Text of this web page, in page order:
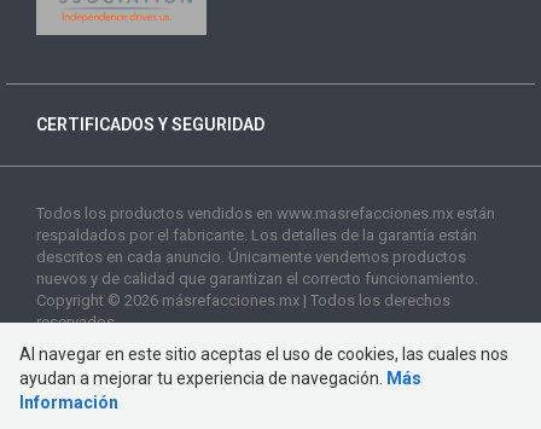
CERTIFICADOS Y SEGURIDAD
Todos los productos vendidos en www.masrefacciones.mx están
respaldados por el fabricante. Los detalles de la garantía están
descritos en cada anuncio. Únicamente vendemos productos
nuevos y de calidad que garantizan el correcto funcionamiento.
Copyright © 2026 másrefacciones.mx | Todos los derechos
reservados
Al navegar en este sitio aceptas el uso de cookies, las cuales nos
ayudan a mejorar tu experiencia de navegación.
Más
Información